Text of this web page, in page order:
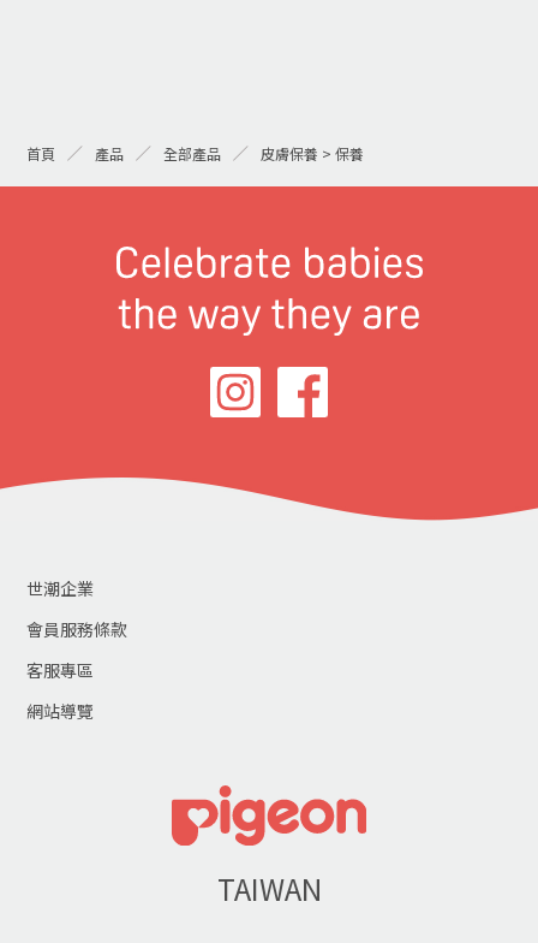
首頁 產品 全部產品 皮膚保養 > 保養
世潮企業
會員服務條款
客服專區
網站導覽
TAIWAN